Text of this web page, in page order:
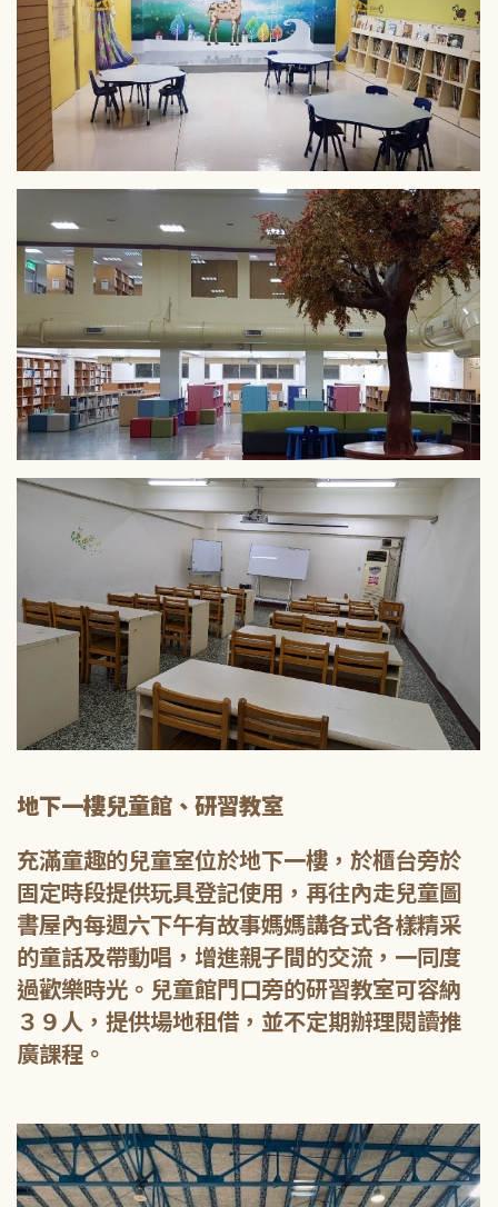
地下一樓兒童館、研習教室
充滿童趣的兒童室位於地下一樓，於櫃台旁於
固定時段提供玩具登記使用，再往內走兒童圖
書屋內每週六下午有故事媽媽講各式各樣精采
的童話及帶動唱，增進親子間的交流，一同度
過歡樂時光。兒童館門口旁的研習教室可容納
３９人，提供場地租借，並不定期辦理閱讀推
廣課程。